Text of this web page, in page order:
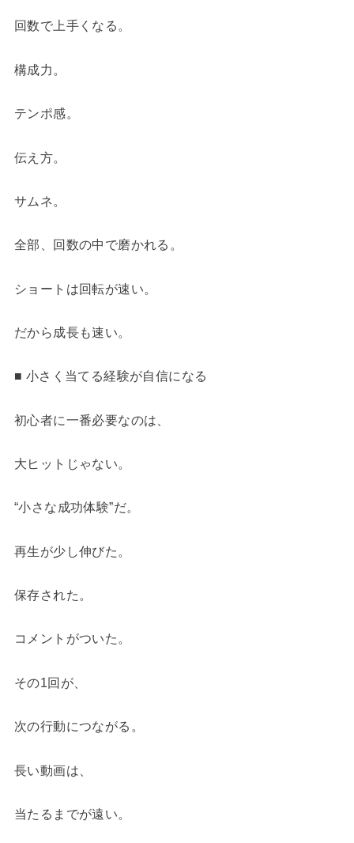
回数で上手くなる。
構成力。
テンポ感。
伝え方。
サムネ。
全部、回数の中で磨かれる。
ショートは回転が速い。
だから成長も速い。
■ 小さく当てる経験が自信になる
初心者に一番必要なのは、
大ヒットじゃない。
“小さな成功体験”だ。
再生が少し伸びた。
保存された。
コメントがついた。
その1回が、
次の行動につながる。
長い動画は、
当たるまでが遠い。